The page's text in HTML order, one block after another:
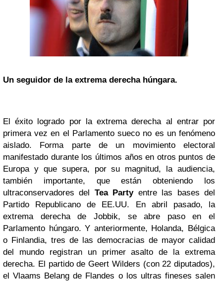
Un seguidor de la extrema derecha húngara.
El éxito logrado por la extrema derecha al entrar por
primera vez en el Parlamento sueco no es un fenómeno
aislado. Forma parte de un movimiento electoral
manifestado durante los últimos años en otros puntos de
Europa y que supera, por su magnitud, la audiencia,
también importante, que están obteniendo los
ultraconservadores del Tea Partyentre las bases del
Partido Republicano de EE.UU. En abril pasado, la
extrema derecha de Jobbik, se abre paso en el
Parlamento húngaro. Y anteriormente, Holanda, Bélgica
o Finlandia, tres de las democracias de mayor calidad
del mundo registran un primer asalto de la extrema
derecha. El partido de Geert Wilders (con 22 diputados),
el Vlaams Belang de Flandes o los ultras fineses salen